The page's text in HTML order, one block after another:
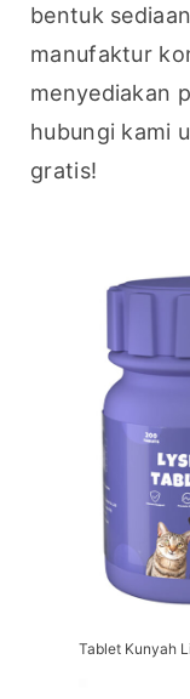
bentuk
manufaktur
menyediakan
hubungi kami
gratis!
Tablet Kunyah